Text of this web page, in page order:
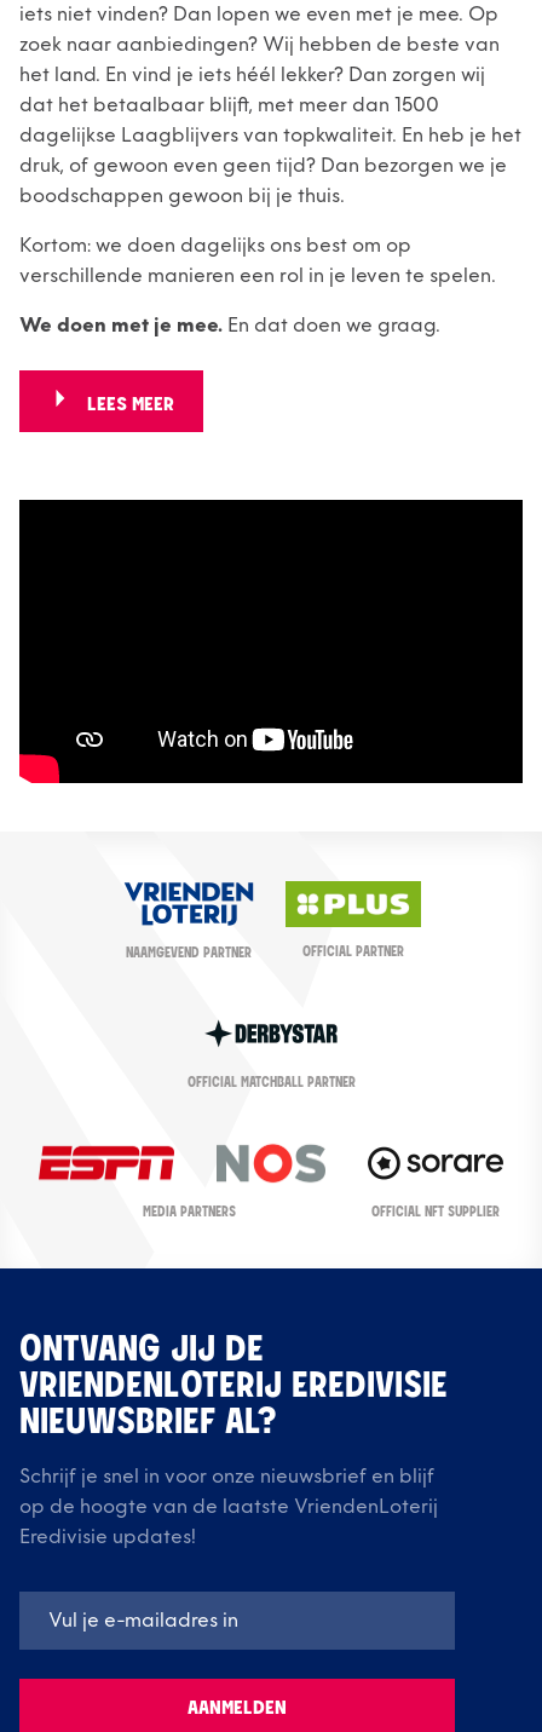
iets niet vinden? Dan lopen we even met je mee. Op
zoek naar aanbiedingen? Wij hebben de beste van
het land. En vind je iets héél lekker? Dan zorgen wij
dat het betaalbaar blijft, met meer dan 1500
dagelijkse Laagblijvers van topkwaliteit. En heb je het
druk, of gewoon even geen tijd? Dan bezorgen we je
boodschappen gewoon bij je thuis.
Kortom: we doen dagelijks ons best om op
verschillende manieren een rol in je leven te spelen.
We doen met je mee. En dat doen we graag.
LEES MEER
NAAMGEVEND PARTNER OFFICIAL PARTNER
OFFICIAL MATCHBALL PARTNER
MEDIA PARTNERS OFFICIAL NFT SUPPLIER
ONTVANG JIJ DE
VRIENDENLOTERIJ EREDIVISIE
NIEUWSBRIEF AL?
Schrijf je snel in voor onze nieuwsbrief en blijf
op de hoogte van de laatste VriendenLoterij
Eredivisie updates!
AANMELDEN